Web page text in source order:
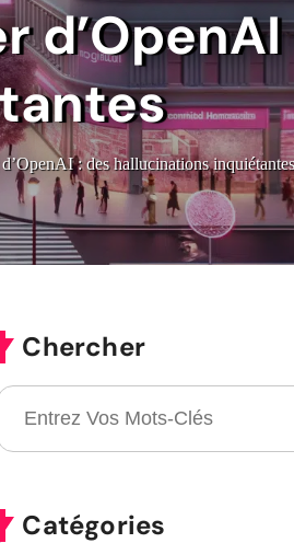
: des hallucinations inquiétantes
Chercher
Catégories